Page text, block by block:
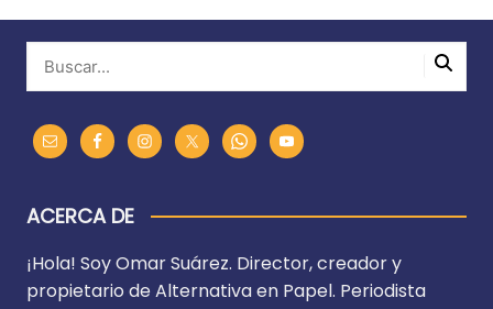
ACERCA DE
¡Hola! Soy Omar Suárez. Director, creador y
propietario de Alternativa en Papel. Periodista